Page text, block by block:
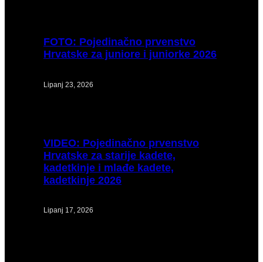
FOTO: Pojedinačno prvenstvo
Hrvatske za juniore i juniorke 2026
Lipanj 23, 2026
VIDEO: Pojedinačno prvenstvo
Hrvatske za starije kadete,
kadetkinje i mlađe kadete,
kadetkinje 2026
Lipanj 17, 2026